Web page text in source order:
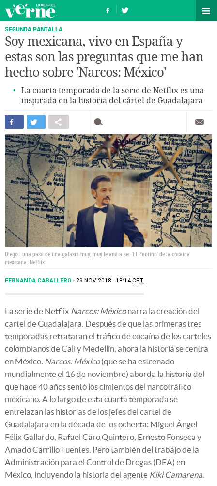
SEGUNDA PANTALLA
Soy mexicana, vivo en España y
estas son las preguntas que me han
hecho sobre 'Narcos: México'
La cuarta temporada de la serie de Netflix es una
inspirada en la historia del cártel de Guadalajara
Diego Luna pasó de una galaxia muy, muy lejana a ser 'El Padrino' de la cocaína
mexicana. Netflix
FERNANDA CABALLERO 29 NOV 2018 - 18:14CET
La serie de Netflix Narcos: Méxiconarra la creación del
cartel de Guadalajara. Después de que las primeras tres
temporadas retrataran el tráfico de cocaína de los carteles
colombianos de Cali y Medellín, ahora la historia se centra
en México. Narcos: México(que se ha estrenado
mundialmente el 16 de noviembre) aborda la historia del
que hace 40 años sentó los cimientos del narcotráfico
mexicano. A lo largo de esta cuarta temporada se
entrelazan las historias de los jefes del cartel de
Guadalajara en la década de los ochenta: Miguel Ángel
Félix Gallardo, Rafael Caro Quintero, Ernesto Fonseca y
Amado Carrillo Fuentes. Pero también del trabajo de la
Administración para el Control de Drogas (DEA) en
México, incluyendo la historia del agente Kiki Camarena.